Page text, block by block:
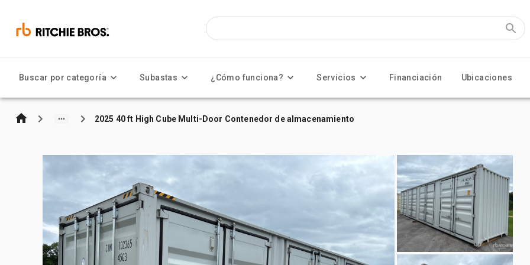
Buscar por categoría Subastas ¿Cómo funciona? Servicios Financiación Ubicaciones
2025 40 ft High Cube Multi-Door Contenedor de almacenamiento